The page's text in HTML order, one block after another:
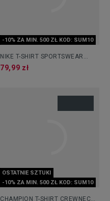
-10% ZA MIN. 500 ZŁ KOD: SUM10
NIKE T-SHIRT SPORTSWEAR
CLUB
79,99 zł
OSTATNIE SZTUKI
-10% ZA MIN. 500 ZŁ KOD: SUM10
CHAMPION T-SHIRT CREWNECK